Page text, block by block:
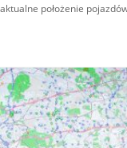
aktualne położenie